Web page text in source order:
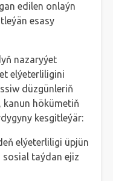
edilen onlaýn
esasy
nazaryýet
elýeterliligini
düzgünleriň
kanun hökümetiň
kesgitleýär:
elýeterliligi üpjün
sosial taýdan ejiz